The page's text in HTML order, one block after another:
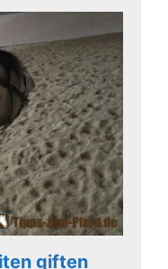
giften